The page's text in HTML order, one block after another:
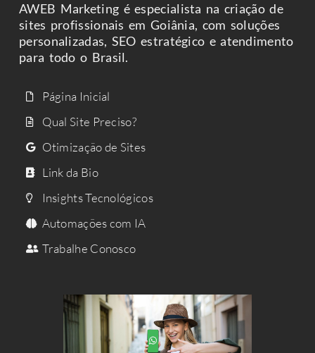
AWEB Marketing é especialista na criação de
sites profissionais em Goiânia, com soluções
personalizadas, SEO estratégico e atendimento
para todo o Brasil.
Página Inicial
Qual Site Preciso?
Otimização de Sites
Link da Bio
Insights Tecnológicos
Automações com IA
Trabalhe Conosco